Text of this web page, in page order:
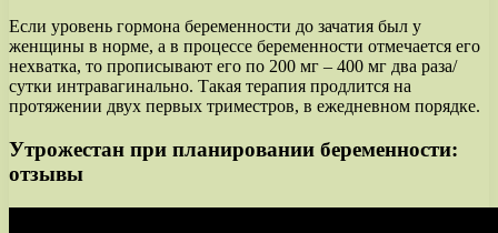
Если уровень гормона беременности до зачатия был у
женщины в норме, а в процессе беременности отмечается его
нехватка, то прописывают его по 200 мг – 400 мг два раза/
сутки интравагинально. Такая терапия продлится на
протяжении двух первых триместров, в ежедневном порядке.
Утрожестан при планировании беременности:
отзывы